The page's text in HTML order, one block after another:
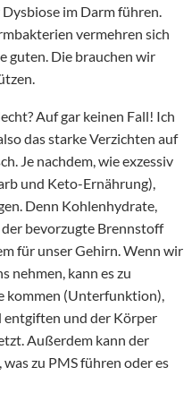
im Darm führen.
vermehren sich
guten. Die brauchen wir
Auf gar keinen Fall! Ich
das starke Verzichten auf
Je nachdem, wie exzessiv
und Keto-Ernährung),
Denn Kohlenhydrate,
der bevorzugte Brennstoff
für unser Gehirn. Wenn wir
nehmen, kann es zu
kommen (Unterfunktion),
entgiften und der Körper
Außerdem kann der
zu PMS führen oder es